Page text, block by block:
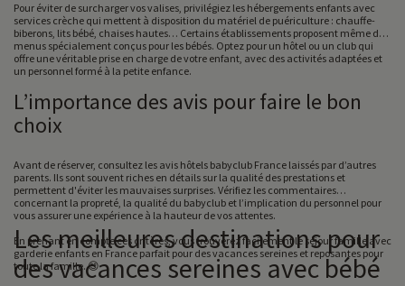
Pour éviter de surcharger vos valises, privilégiez les hébergements enfants avec
services crèche qui mettent à disposition du matériel de puériculture : chauffe-
biberons, lits bébé, chaises hautes… Certains établissements proposent même des
menus spécialement conçus pour les bébés. Optez pour un hôtel ou un club qui
offre une véritable prise en charge de votre enfant, avec des activités adaptées et
un personnel formé à la petite enfance.
L’importance des avis pour faire le bon
choix
Avant de réserver, consultez les avis hôtels babyclub France laissés par d’autres
parents. Ils sont souvent riches en détails sur la qualité des prestations et
permettent d'éviter les mauvaises surprises. Vérifiez les commentaires
concernant la propreté, la qualité du babyclub et l’implication du personnel pour
vous assurer une expérience à la hauteur de vos attentes.
En prenant en compte ces critères, vous trouverez facilement le séjour famille avec
garderie enfants en France parfait pour des vacances sereines et reposantes pour
toute la famille. 😊
Les meilleures destinations pour
des vacances sereines avec bébé